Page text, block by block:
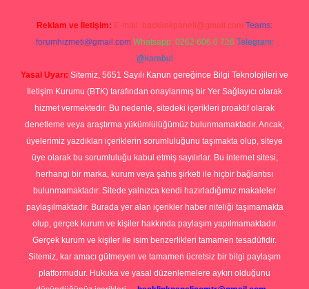
Reklam ve İletişim: E-mail: backlinkpaneli@gmail.com Teams:
forumhizmeti@gmail.com Whatsapp: 0262 606 0 726 Telegram:
@karabul
Yasal Uyarı: Sitemiz, 5651 Sayılı Kanun gereğince Bilgi Teknolojileri ve
İletişim Kurumu (BTK) tarafından onaylanmış bir Yer Sağlayıcı olarak
hizmet vermektedir. Bu nedenle, sitedeki içerikleri proaktif olarak
denetleme veya araştırma yükümlülüğümüz bulunmamaktadır. Ancak,
üyelerimiz yazdıkları içeriklerin sorumluluğunu taşımakta olup, siteye
üye olarak bu sorumluluğu kabul etmiş sayılırlar. Bu internet sitesi,
herhangi bir marka, kurum veya şahıs şirketi ile hiçbir bağlantısı
bulunmamaktadır. Sitede yalnızca kendi hazırladığımız makaleler
paylaşılmaktadır. Burada yer alan içerikler haber niteliği taşımamakta
olup, gerçek kurum ve kişiler hakkında paylaşım yapılmamaktadır.
Gerçek kurum ve kişiler ile isim benzerlikleri tamamen tesadüfidir.
Sitemiz, kar amacı gütmeyen ve tamamen ücretsiz bir bilgi paylaşım
platformudur. Hukuka ve yasal düzenlemelere aykırı olduğunu